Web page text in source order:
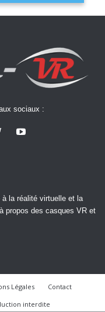
sociaux :
la réalité virtuelle et la
propos des casques VR et
Légales
Contact
interdite